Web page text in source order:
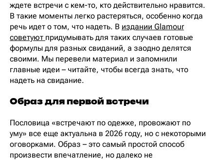
ждете встречи с кем-то, кто действительно нравится.
В такие моменты легко растеряться, особенно когда
речь идет о том, что надеть. В издании Glamour
советуют придумывать для таких случаев готовые
формулы для разных свиданий, а заодно делятся
своими. Мы перевели материал и запомнили
главные идеи – читайте, чтобы всегда знать, что
надеть на свидание.
Образ для первой встречи
Пословица «встречают по одежке, провожают по
уму» все еще актуальна в 2026 году, но с некоторыми
оговорками. Образ – это самый простой способ
произвести впечатление, но далеко не